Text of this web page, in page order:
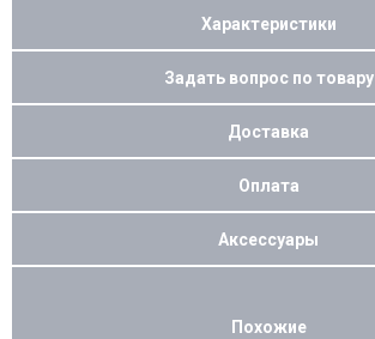
Характеристики
Задать вопрос по товару
Доставка
Оплата
Аксессуары
Похожие